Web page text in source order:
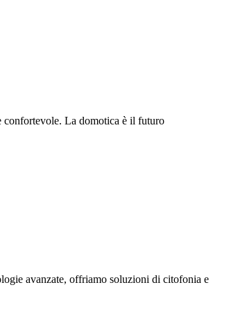
confortevole. La domotica è il futuro
avanzate, offriamo soluzioni di citofonia e